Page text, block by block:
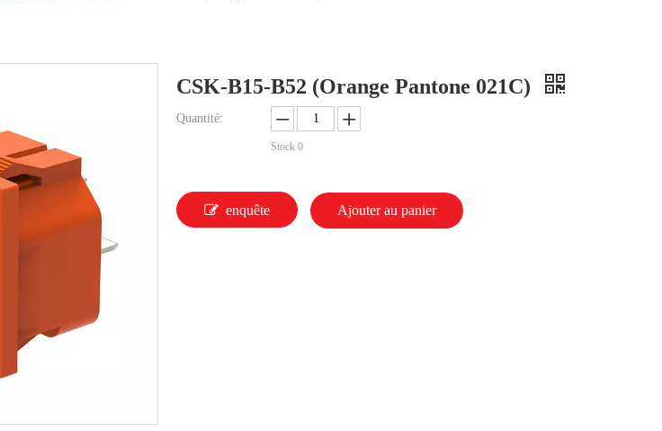
CSK-B15-B52 (Orange Pantone 021C)
Quantité:
Stock 0
enquête Ajouter au panier